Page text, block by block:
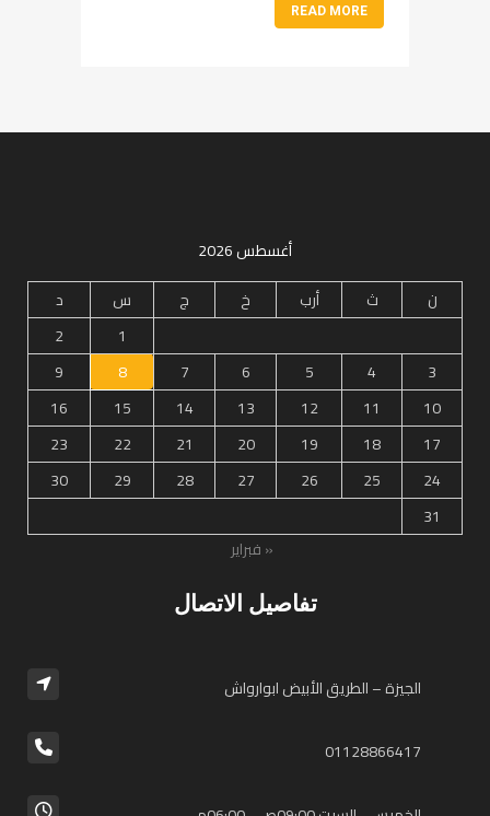
READ MORE
أغسطس 2026
ن
ث أرب خ ج س
د
1
2
3
4
5
6
7
8
9
10
11
12
13
14
15
16
17
18
19
20
21
22
23
24
25
26
27
28
29
30
31
« فبراير
تفاصيل الاتصال
الجيزة – الطريق الأبيض ابوارواش
01128866417⁩